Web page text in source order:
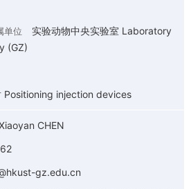
单位
实验动物中央实验室 Laboratory
(GZ)
Positioning injection devices
CHEN
gz.edu.cn